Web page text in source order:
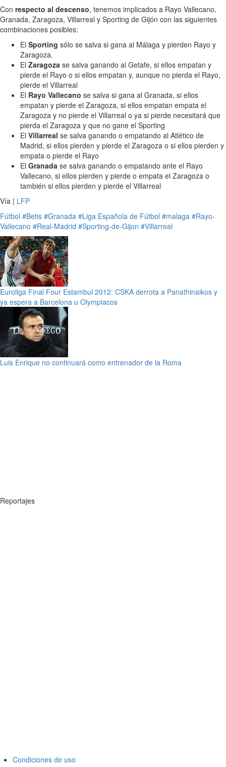
Con respecto al descenso, tenemos implicados a Rayo Vallecano,
Granada, Zaragoza, Villarreal y Sporting de Gijón con las siguientes
combinaciones posibles:
El Sporting sólo se salva si gana al Málaga y pierden Rayo y
Zaragoza.
El Zaragoza se salva ganando al Getafe, si ellos empatan y
pierde el Rayo o si ellos empatan y, aunque no pierda el Rayo,
pierde el Villarreal
El Rayo Vallecano se salva si gana al Granada, si ellos
empatan y pierde el Zaragoza, si ellos empatan empata el
Zaragoza y no pierde el Villarreal o ya si pierde necesitará que
pierda el Zaragoza y que no gane el Sporting
El Villarreal se salva ganando o empatando al Atlético de
Madrid, si ellos pierden y pierde el Zaragoza o si ellos pierden y
empata o pierde el Rayo
El Granada se salva ganando o empatando ante el Rayo
Vallecano, si ellos pierden y pierde o empata el Zaragoza o
también si ellos pierden y pierde el Villarreal
Vía | LFP
Fútbol #Betis #Granada #Liga Española de Fútbol #malaga #Rayo-
Vallecano #Real-Madrid #Sporting-de-Gijon #Villarreal
Euroliga Final Four Estambul 2012: CSKA derrota a Panathinaikos y
ya espera a Barcelona u Olympiacos
Luis Enrique no continuará como entrenador de la Roma
Reportajes
Condiciones de uso